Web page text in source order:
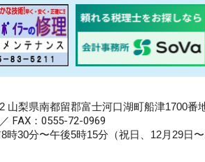
山梨県南都留郡富士河口湖町船津1700番
FAX：0555-72-0969
30分〜午後5時15分（祝日、12月29日〜